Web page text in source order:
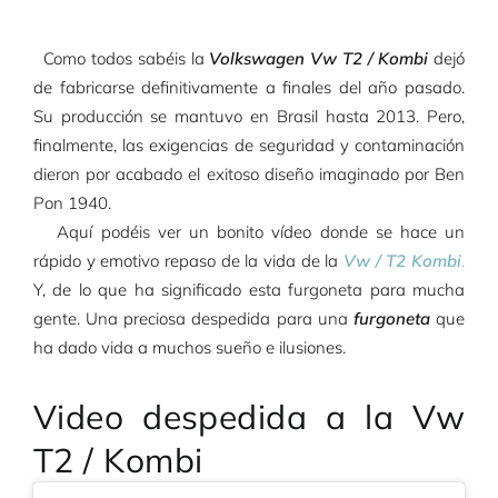
Como todos sabéis la Volkswagen Vw T2 / Kombidejó
de fabricarse definitivamente a finales del año pasado.
Su producción se mantuvo en Brasil hasta 2013. Pero,
finalmente, las exigencias de seguridad y contaminación
dieron por acabado el exitoso diseño imaginado por Ben
Pon 1940.
Aquí podéis ver un bonito vídeo donde se hace un
rápido y emotivo repaso de la vida de la Vw / T2 Kombi.
Y, de lo que ha significado esta furgoneta para mucha
gente. Una preciosa despedida para una furgonetaque
ha dado vida a muchos sueño e ilusiones.
Video despedida a la Vw
T2 / Kombi